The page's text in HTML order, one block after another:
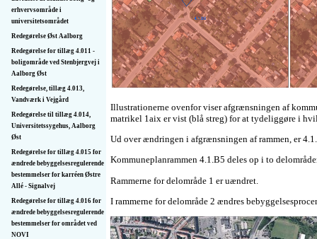
erhvervsområde i
universitetsområdet
Redegørelse Øst Aalborg
Redegørelse for tillæg 4.011 -
boligområde ved Stenbjergvej i
Aalborg Øst
Redegørelse, tillæg 4.013,
Vandværk i Vejgård
Redegørelse til tillæg 4.014,
Universitetssygehus, Aalborg
Øst
Redegørelse for tillæg 4.015 for
ændrede bebyggelses­regulerende
bestemmelser for karréen Østre
Allé - Signalvej
Redegørelse for tillæg 4.016 for
ændrede bebyggelses­regulerende
bestemmelser for området ved
NOVI
Illustrationerne ovenfor viser afgrænsningen af
matrikel 1aix er vist (blå streg) for at tydeliggøre i
Ud over ændringen i afgrænsningen af rammen, er
Kommuneplanrammen 4.1.B5 deles op i to
Rammerne for delområde 1 er uændret.
I rammerne for delområde 2 ændres